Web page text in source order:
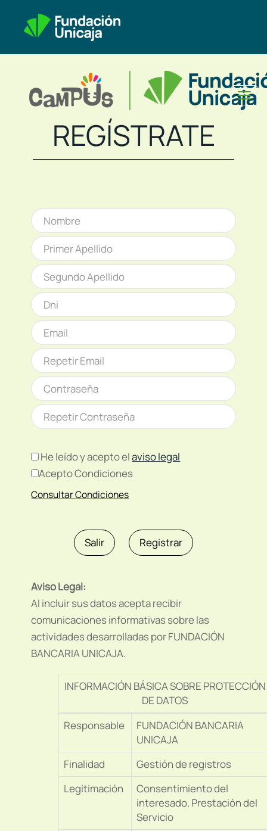
REGÍSTRATE
He leído y acepto elaviso legal
Acepto Condiciones
Aviso Legal:
Al incluir sus datos acepta recibir
comunicaciones informativas sobre las
actividades desarrolladas por FUNDACIÓN
BANCARIA UNICAJA.
INFORMACIÓN BÁSICA SOBRE PROTECCIÓN
DE DATOS
Responsable
FUNDACIÓN BANCARIA
UNICAJA
Finalidad
Gestión de registros
Legitimación
Consentimiento del
interesado. Prestación del
Servicio